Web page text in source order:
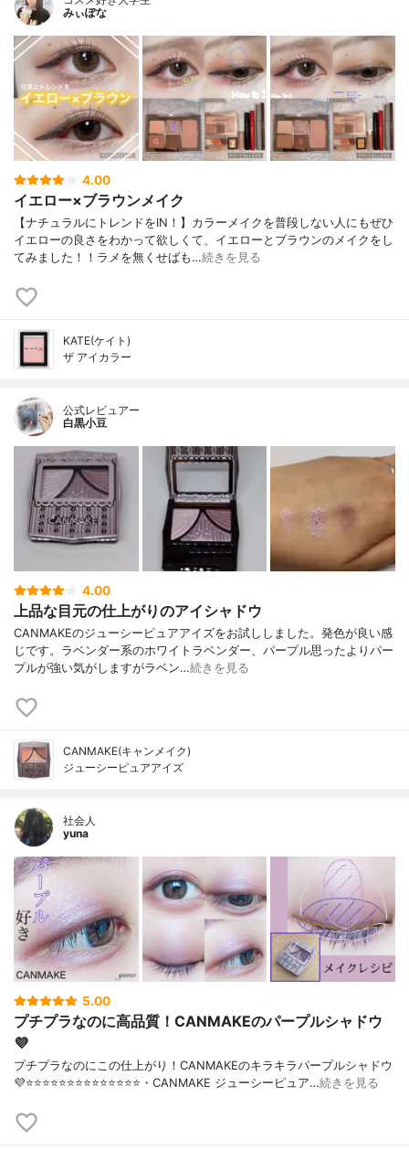
みぃぽな
4.00
イエロー×ブラウンメイク
【ナチュラルにトレンドをIN！】カラーメイクを普段しない人にもぜひ
イエローの良さをわかって欲しくて、イエローとブラウンのメイクをし
てみました！！ラメを無くせばも…続きを見る
KATE(ケイト)
ザ アイカラー
公式レビュアー
白黒小豆
4.00
上品な目元の仕上がりのアイシャドウ
CANMAKEのジューシーピュアアイズをお試ししました。発色が良い感
じです。ラベンダー系のホワイトラベンダー、パープル思ったよりパー
プルが強い気がしますがラベン…続きを見る
CANMAKE(キャンメイク)
ジューシーピュアアイズ
社会人
yuna
5.00
プチプラなのに高品質！CANMAKEのパープルシャドウ
💜
プチプラなのにこの仕上がり！CANMAKEのキラキラパープルシャドウ
💜⭐️⭐️⭐️⭐️⭐️⭐️⭐️⭐️⭐️⭐️⭐️⭐️⭐️⭐️・CANMAKE ジューシーピュア…続きを見る